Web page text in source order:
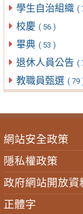
學生自治組織 (
校慶 ( 56 )
畢典 ( 53 )
退休人員公告 (
教職員甄選 ( 79
網站安全政策
隱私權政策
政府網站開放資
正體字